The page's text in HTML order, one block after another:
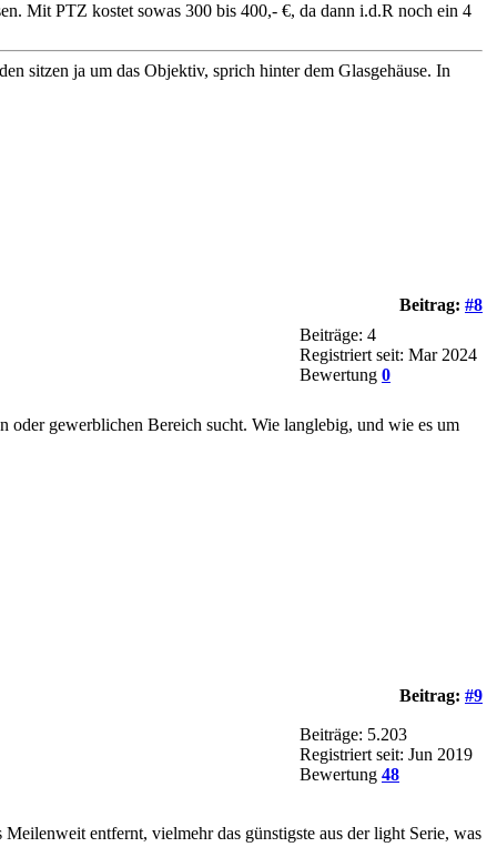
Mit PTZ kostet sowas 300 bis 400,- €, da dann i.d.R noch ein 4
sitzen ja um das Objektiv, sprich hinter dem Glasgehäuse. In
Beitrag: #8
Beiträge: 4
Registriert seit: Mar 2024
Bewertung 0
gewerblichen Bereich sucht. Wie langlebig, und wie es um
Beitrag: #9
Beiträge: 5.203
Registriert seit: Jun 2019
Bewertung 48
entfernt, vielmehr das günstigste aus der light Serie, was